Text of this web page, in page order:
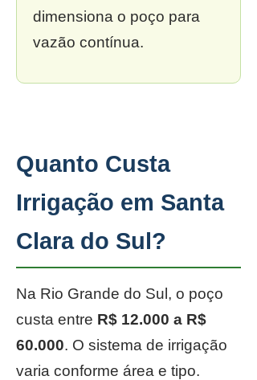
dimensiona o poço para
vazão contínua.
Quanto Custa
Irrigação em Santa
Clara do Sul?
Na Rio Grande do Sul, o poço
custa entre R$ 12.000 a R$
60.000. O sistema de irrigação
varia conforme área e tipo.